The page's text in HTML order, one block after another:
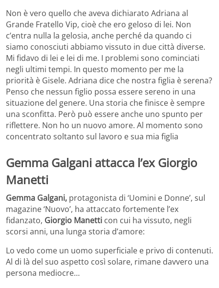
Non è vero quello che aveva dichiarato Adriana al
Grande Fratello Vip, cioè che ero geloso di lei. Non
c’entra nulla la gelosia, anche perché da quando ci
siamo conosciuti abbiamo vissuto in due città diverse.
Mi fidavo di lei e lei di me. I problemi sono cominciati
negli ultimi tempi. In questo momento per me la
priorità è Gisele. Adriana dice che nostra figlia è serena?
Penso che nessun figlio possa essere sereno in una
situazione del genere. Una storia che finisce è sempre
una sconfitta. Però può essere anche uno spunto per
riflettere. Non ho un nuovo amore. Al momento sono
concentrato soltanto sul lavoro e sua mia figlia
Gemma Galgani attacca l’ex Giorgio
Manetti
Gemma Galgani, protagonista di ‘Uomini e Donne’, sul
magazine ‘Nuovo’, ha attaccato fortemente l’ex
fidanzato, Giorgio Manetti con cui ha vissuto, negli
scorsi anni, una lunga storia d’amore:
Lo vedo come un uomo superficiale e privo di contenuti.
Al di là del suo aspetto così solare, rimane davvero una
persona mediocre…